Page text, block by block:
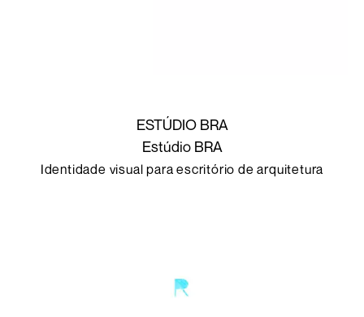
ESTÚDIO BRA
Estúdio BRA
Identidade visual para escritório de arquitetura